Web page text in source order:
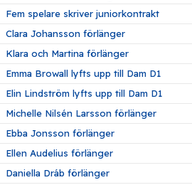
Fem spelare skriver juniorkontrakt
Clara Johansson förlänger
Klara och Martina förlänger
Emma Browall lyfts upp till Dam D1
Elin Lindström lyfts upp till Dam D1
Michelle Nilsén Larsson förlänger
Ebba Jonsson förlänger
Ellen Audelius förlänger
Daniella Dráb förlänger